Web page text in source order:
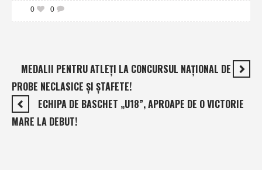
0
0
MEDALII PENTRU ATLEŢI LA CONCURSUL NAŢIONAL DE
PROBE NECLASICE ŞI ŞTAFETE!
ECHIPA DE BASCHET „U18”, APROAPE DE O VICTORIE
MARE LA DEBUT!